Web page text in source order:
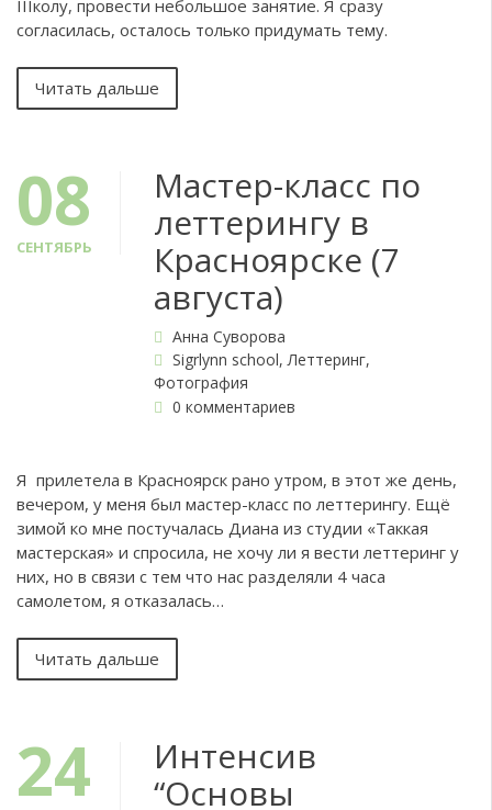
IIIколу, провести небольшое занятие. Я сразу
согласилась, осталось только придумать тему.
Читать дальше
08
СЕНТЯБРЬ
Мастер-класс по
леттерингу в
Красноярске (7
августа)
Анна Суворова
Sigrlynn school,Леттеринг,
Фотография
0 комментариев
Я прилетела в Красноярск рано утром, в этот же день,
вечером, у меня был мастер-класс по леттерингу. Ещё
зимой ко мне постучалась Диана из студии «Таккая
мастерская» и спросила, не хочу ли я вести леттеринг у
них, но в связи с тем что нас разделяли 4 часа
самолетом, я отказалась…
Читать дальше
24
Интенсив
“Основы